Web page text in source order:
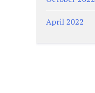
April 2022